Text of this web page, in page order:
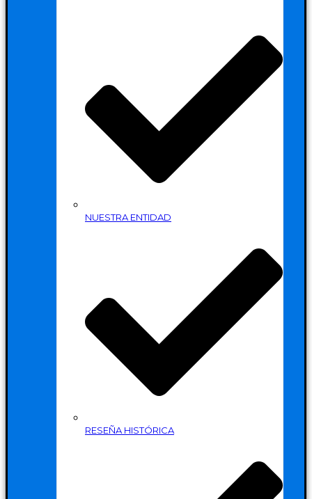
NUESTRA ENTIDAD
RESEÑA HISTÓRICA